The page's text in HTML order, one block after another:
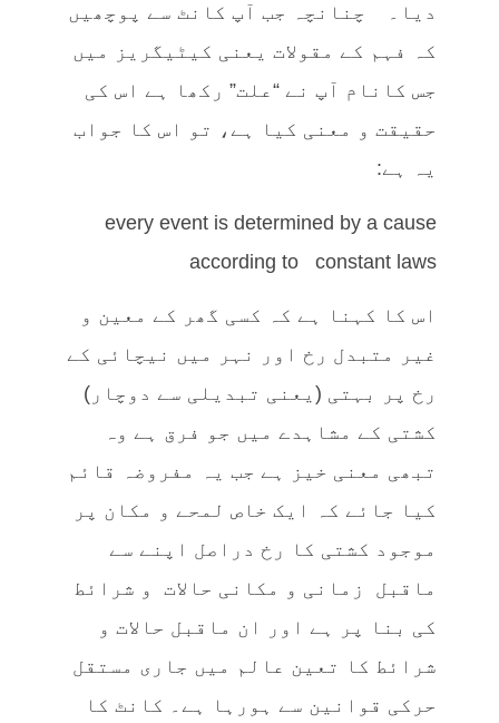
دیا۔ چنانچہ جب آپ کانٹ سے پوچھیں
کہ فہم کے مقولات یعنی کیٹیگریز میں
جس کانام آپ نے “علت” رکھا ہے اس کی
حقیقت و معنی کیا ہے، تو اس کا جواب
یہ ہے:
every event is determined by a cause
according to constant laws
اس کا کہنا ہے کہ کسی گھر کے معین و
غیر متبدل رخ اور نہر میں نیچائی کے
رخ پر بہتی (یعنی تبدیلی سے دوچار)
کشتی کے مشاہدے میں جو فرق ہے وہ
تبھی معنی خیز ہے جب یہ مفروضہ قائم
کیا جائے کہ ایک خاص لمحے و مکان پر
موجود کشتی کا رخ دراصل اپنے سے
ماقبل زمانی و مکانی حالات و شرائط
کی بنا پر ہے اور ان ماقبل حالات و
شرائط کا تعین عالم میں جاری مستقل
حرکی قوانین سے ہورہا ہے۔ کانٹ کا